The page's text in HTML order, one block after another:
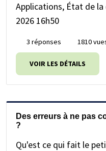
Applications, État de
2026 16h50
3 réponses 1810
VOIR LES DÉTAILS
Des erreurs à ne pas
?
Qu'est ce qui fait le